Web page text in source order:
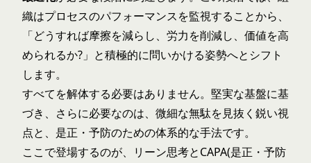
織はプロセスのパフォーマンスを監視することから、
「どうすれば摩擦を減らし、労力を削減し、価値を高
められるか?」と積極的に問いかける姿勢へとシフト
します。
すべてを解体する必要はありません。堅実な基盤に基
づき、さらに必要なのは、微細な無駄を見抜く鋭い視
点と、是正・予防のための体系的な手法です。
ここで登場するのが、リーン思考とCAPA(是正・予防